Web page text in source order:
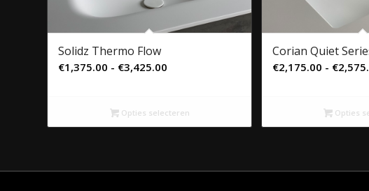
Solidz Thermo Flow
€1,375.00 - €3,425.00
€3,425.00
Opties selecteren
Corian Quiet
€2,175.00 - €
Opties